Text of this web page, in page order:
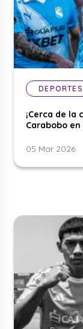
DEPORTES
¡Cerca de la
Carabobo
05 Mar 2026